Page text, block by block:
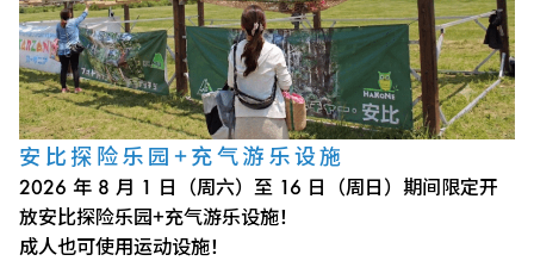
安比探险乐园+充气游乐设施
2026 年 8 月 1 日（周六）至 16 日（周日）期间限定开
放安比探险乐园+充气游乐设施！
成人也可使用运动设施！